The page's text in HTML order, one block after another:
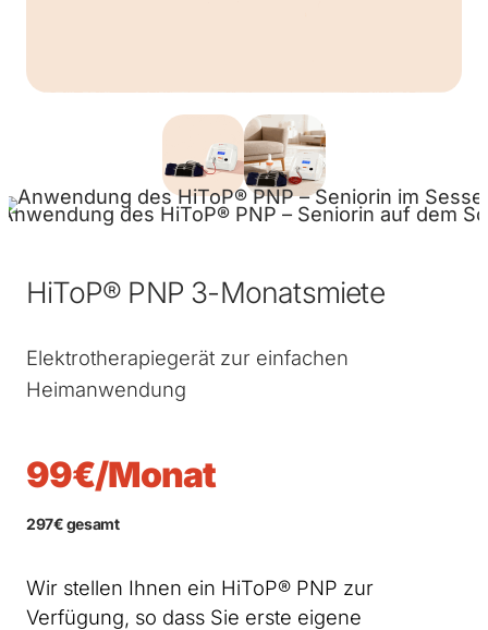
HiToP® PNP 3-Monatsmiete
Elektrotherapiegerät zur einfachen
Heimanwendung
99€/Monat
297€ gesamt
Wir stellen Ihnen ein HiToP® PNP zur
Verfügung, so dass Sie erste eigene